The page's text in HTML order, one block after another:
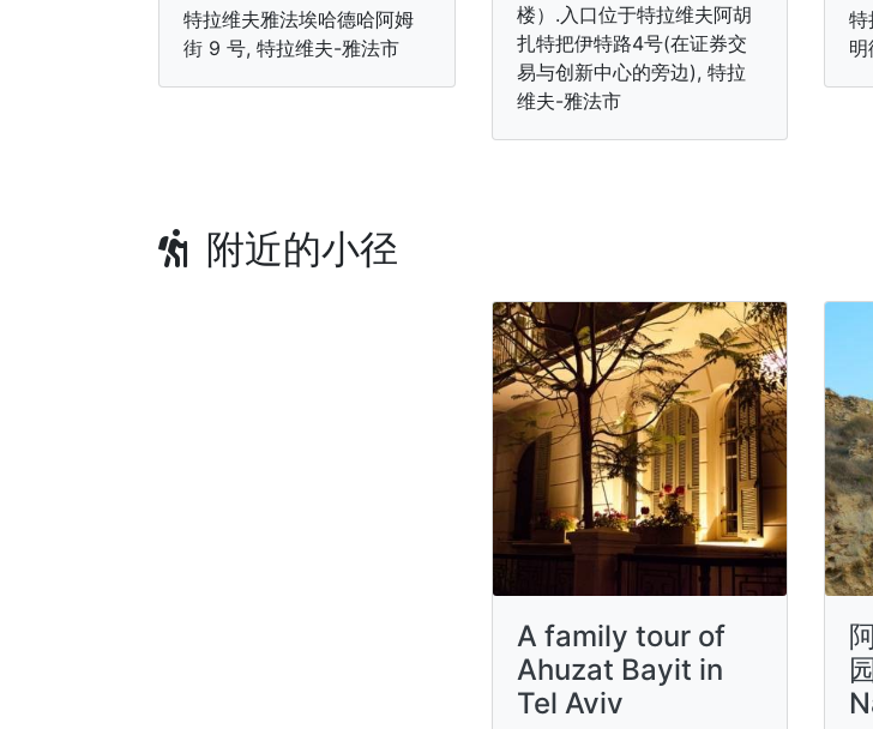
特拉维夫雅法埃哈德哈阿姆
街 9 号, 特拉维夫-雅法市
楼）.入口位于特拉维夫阿胡
扎特把伊特路4号(在证券交
易与创新中心的旁边), 特拉
维夫-雅法市
特
附近的小径
A family tour of
Ahuzat Bayit in
Tel Aviv